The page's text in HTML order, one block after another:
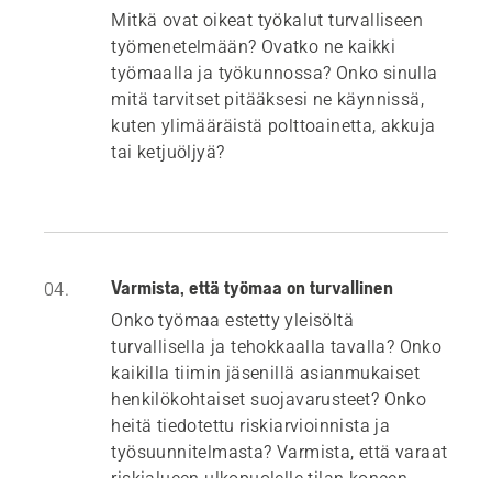
Mitkä ovat oikeat työkalut turvalliseen
työmenetelmään? Ovatko ne kaikki
työmaalla ja työkunnossa? Onko sinulla
mitä tarvitset pitääksesi ne käynnissä,
kuten ylimääräistä polttoainetta, akkuja
tai ketjuöljyä?
04. Varmista, että työmaa on turvallinen
Onko työmaa estetty yleisöltä
turvallisella ja tehokkaalla tavalla? Onko
kaikilla tiimin jäsenillä asianmukaiset
henkilökohtaiset suojavarusteet? Onko
heitä tiedotettu riskiarvioinnista ja
työsuunnitelmasta? Varmista, että varaat